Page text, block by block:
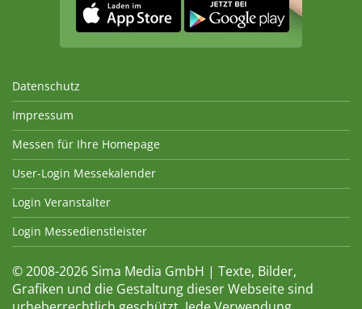
Datenschutz
Impressum
Messen für Ihre Homepage
User-Login Messekalender
Login Veranstalter
Login Messedienstleister
© 2008-2026 Sima Media GmbH | Texte, Bilder,
Grafiken und die Gestaltung dieser Webseite sind